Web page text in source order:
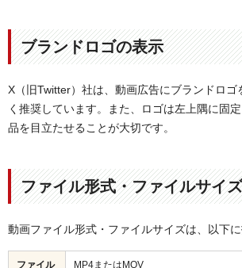
ブランドロゴの表示
X（旧Twitter）社は、動画広告にブランドロゴ
く推奨しています。また、ロゴは左上隅に固
品を目立たせることが大切です。
ファイル形式・ファイルサイズ
動画ファイル形式・ファイルサイズは、以下に
ファイル MP4またはMOV